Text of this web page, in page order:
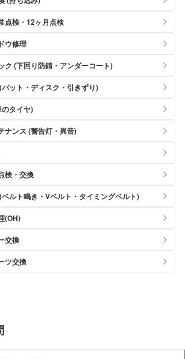
点検・12ヶ月点検
ウ修理
ク (下回り防錆・アンダーコート)
ット・ディスク・引きずり)
タイヤ)
ナンス (警告灯・異音)
検・交換
ルト鳴き・Vベルト・タイミングベルト)
(OH)
交換
ツ交換